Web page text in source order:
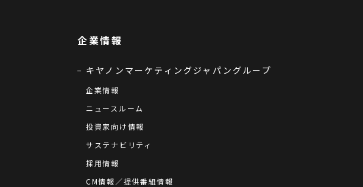
企業情報
キヤノンマーケティングジャパングループ
企業情報
ニュースルーム
投資家向け情報
サステナビリティ
採用情報
CM情報／提供番組情報